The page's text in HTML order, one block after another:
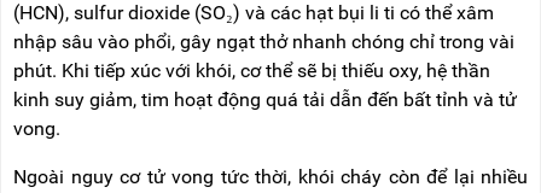
(HCN), sulfur dioxide (SO₂) và các hạt bụi li ti có thể xâm
nhập sâu vào phổi, gây ngạt thở nhanh chóng chỉ trong vài
phút. Khi tiếp xúc với khói, cơ thể sẽ bị thiếu oxy, hệ thần
kinh suy giảm, tim hoạt động quá tải dẫn đến bất tỉnh và tử
vong.
Ngoài nguy cơ tử vong tức thời, khói cháy còn để lại nhiều